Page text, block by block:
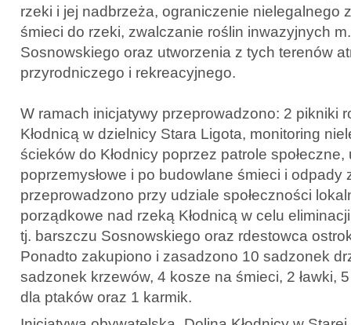
rzeki i jej nadbrzeża, ograniczenie nielegalnego
śmieci do rzeki, zwalczanie roślin inwazyjnych
Sosnowskiego oraz utworzenia z tych terenów
przyrodniczego i rekreacyjnego.
W ramach inicjatywy przeprowadzono: 2 pikniki
Kłodnicą w dzielnicy Stara Ligota, monitoring
ścieków do Kłodnicy poprzez patrole społeczne,
poprzemysłowe i po budowlane śmieci i odpady
przeprowadzono przy udziale społeczności
porządkowe nad rzeką Kłodnicą w celu
tj. barszczu Sosnowskiego oraz rdestowca
Ponadto zakupiono i zasadzono 10 sadzonek
sadzonek krzewów, 4 kosze na śmieci, 2 ławki,
dla ptaków oraz 1 karmik.